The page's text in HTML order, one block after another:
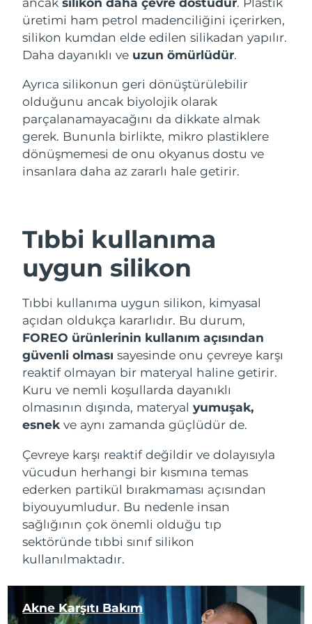
üretimi ham petrol madenciliğini içerirken,
silikon kumdan elde edilen silikadan yapılır.
Daha dayanıklı ve uzun ömürlüdür.
Ayrıca silikonun geri dönüştürülebilir
olduğunu ancak biyolojik olarak
parçalanamayacağını da dikkate almak
gerek. Bununla birlikte, mikro plastiklere
dönüşmemesi de onu okyanus dostu ve
insanlara daha az zararlı hale getirir.
Tıbbi kullanıma
uygun silikon
Tıbbi kullanıma uygun silikon, kimyasal
açıdan oldukça kararlıdır. Bu durum,
FOREO ürünlerinin kullanım açısından
güvenli olması sayesinde onu çevreye karşı
reaktif olmayan bir materyal haline getirir.
Kuru ve nemli koşullarda dayanıklı
olmasının dışında, materyalyumuşak,
esnekve aynı zamanda güçlüdür de.
Çevreye karşı reaktif değildir ve dolayısıyla
vücudun herhangi bir kısmına temas
ederken partikül bırakmaması açısından
biyouyumludur. Bu nedenle insan
sağlığının çok önemli olduğu tıp
sektöründe tıbbi sınıf silikon
kullanılmaktadır.
Akne Karşıtı Bakım
Çin Makao ÖİB Tahmini teslim tarihi 8/11/26
Malta Tahmini teslim tarihi
Meksika Tahmini teslim tarihi
Monako Tahmini teslim tarihi
Yeni Zelanda
Norveç Tahmini teslim tarihi
Filipinler Tahmini teslim tarihi
Polonya Tahmini teslim tarihi 8/10/26
Portekiz Tahmini teslim tarihi
Porto Riko Tahmini teslim tarihi
Katar Tahmini teslim tarihi8/10/26
Reunion Tahmini teslim tarihi8/14/26
Romanya Tahmini teslim tarihi
Rusya
Suudi Arabistan Tahmini teslim tarihi8/10/26
Singapur Tahmini teslim tarihi